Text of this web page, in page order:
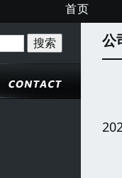
首页
公